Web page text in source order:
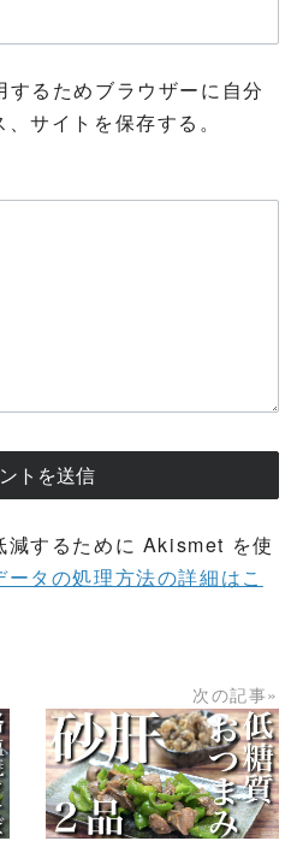
するためブラウザーに自分
サイトを保存する。
減するために Akismet を使
ータの処理方法の詳細はこ
次の記事»
READ MORE